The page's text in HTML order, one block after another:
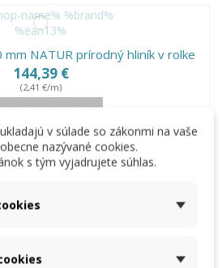
mm NATUR prírodný hliník v rolke
144,39 €
(2,41 €/m)
Vložiť do košíka
v súlade so zákonmi na vaše
nazývané cookies.
s tým vyjadrujete súhlas.